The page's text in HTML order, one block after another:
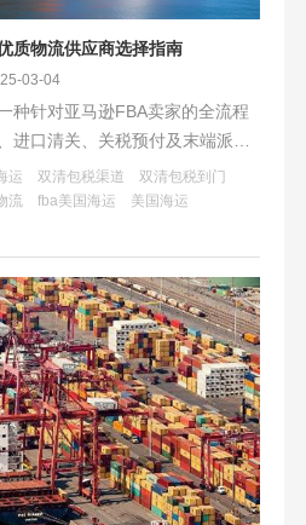
质物流供应商选择指南
03-04
种针对亚马逊FBA卖家的全流程
进口清关、关税预付及末端派
，适合中大型卖家。选择时需考
个性化需求，纽酷国际物流是行
运 双清包税渠道
双清包税到门
流 fba美国海运
美国海运